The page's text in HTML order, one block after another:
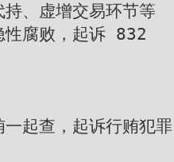
持、虚增交易环节等
性腐败，起诉 832
一起查，起诉行贿